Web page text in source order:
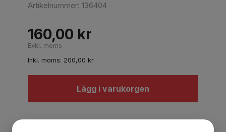
Artikelnummer: 136404
160,00 kr
Exkl. moms
Inkl. moms: 200,00 kr
Lägg i varukorgen